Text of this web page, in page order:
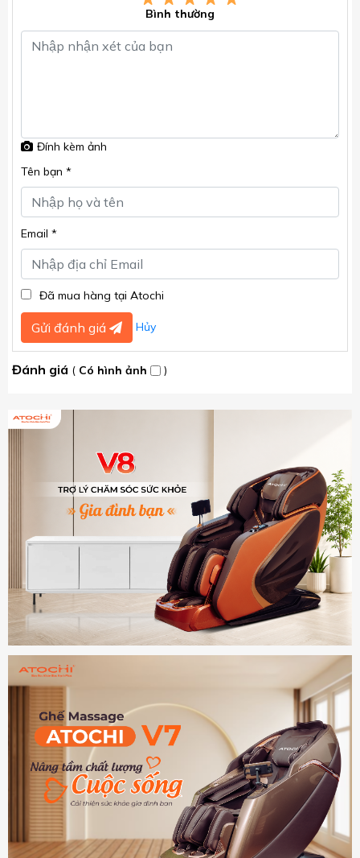
Bình thường
Đính kèm ảnh
Tên bạn *
Email *
Đã mua hàng tại Atochi
Gửi đánh giá Hủy
Đánh giá ( Có hình ảnh )